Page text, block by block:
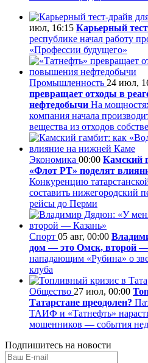
июл, 16:15 Карьерный
республике начал работу
«Профессии будущего»
Промышленность 24 июл,
превращает отходы в
нефтедобычи На
компания начала
вещества из отходов
Экономика 00:00 Камский
«Флот РТ» поделят
Конкуренцию
составить нижегородский
рейсы до Перми
Спорт 05 авг, 00:00
дом — это Омск, второй —
нападающим «Рубина» о
клуба
Общество 27 июл, 00:00
Татарстане преодолен?
ТАИФ и «Татнефть»
мошенников — события
Подпишитесь на новости